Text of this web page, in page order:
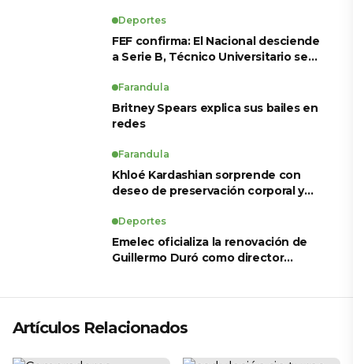
Deportes
FEF confirma: El Nacional desciende
a Serie B, Técnico Universitario se
para LigaPro 2026
Farandula
Britney Spears explica sus bailes en
redes
Farandula
Khloé Kardashian sorprende con
deseo de preservación corporal y
Deportes
Emelec oficializa la renovación de
Guillermo Duró como director
Artículos Relacionados